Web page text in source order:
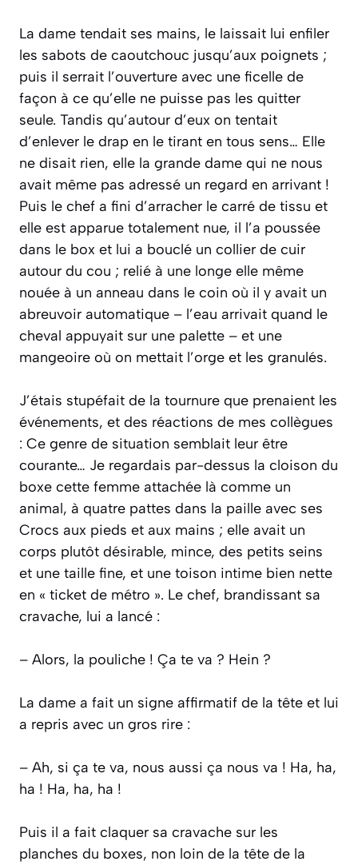
La dame tendait ses mains, le laissait lui enfiler
les sabots de caoutchouc jusqu’aux poignets ;
puis il serrait l’ouverture avec une ficelle de
façon à ce qu’elle ne puisse pas les quitter
seule. Tandis qu’autour d’eux on tentait
d’enlever le drap en le tirant en tous sens… Elle
ne disait rien, elle la grande dame qui ne nous
avait même pas adressé un regard en arrivant !
Puis le chef a fini d’arracher le carré de tissu et
elle est apparue totalement nue, il l’a poussée
dans le box et lui a bouclé un collier de cuir
autour du cou ; relié à une longe elle même
nouée à un anneau dans le coin où il y avait un
abreuvoir automatique – l’eau arrivait quand le
cheval appuyait sur une palette – et une
mangeoire où on mettait l’orge et les granulés.
J’étais stupéfait de la tournure que prenaient les
événements, et des réactions de mes collègues
: Ce genre de situation semblait leur être
courante… Je regardais par-dessus la cloison du
boxe cette femme attachée là comme un
animal, à quatre pattes dans la paille avec ses
Crocs aux pieds et aux mains ; elle avait un
corps plutôt désirable, mince, des petits seins
et une taille fine, et une toison intime bien nette
en « ticket de métro ». Le chef, brandissant sa
cravache, lui a lancé :
– Alors, la pouliche ! Ça te va ? Hein ?
La dame a fait un signe affirmatif de la tête et lui
a repris avec un gros rire :
– Ah, si ça te va, nous aussi ça nous va ! Ha, ha,
ha ! Ha, ha, ha !
Puis il a fait claquer sa cravache sur les
planches du boxes, non loin de la tête de la